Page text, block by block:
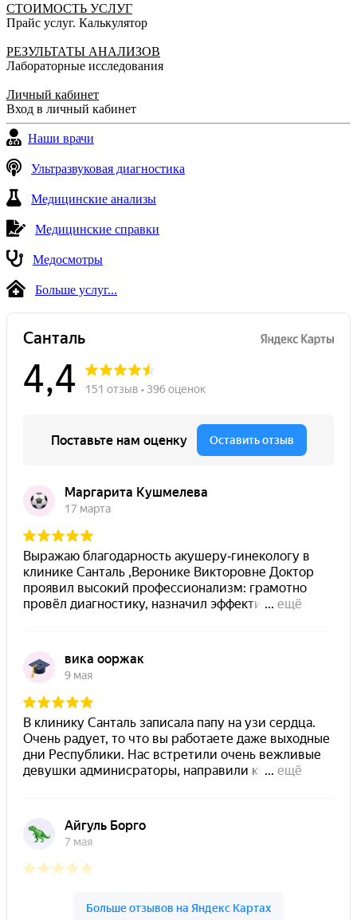
СТОИМОСТЬ УСЛУГ
Прайс услуг. Калькулятор
РЕЗУЛЬТАТЫ АНАЛИЗОВ
Лабораторные исследования
Личный кабинет
Вход в личный кабинет
Наши врачи
Ультразвуковая диагностика
Медицинские анализы
Медицинские справки
Медосмотры
Больше услуг...